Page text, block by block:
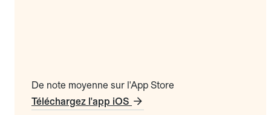
De note moyenne sur l'App Store
Téléchargez l'app iOS